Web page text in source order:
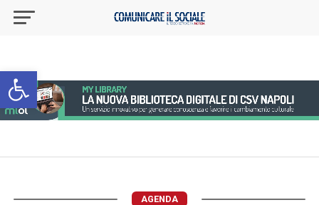
Apri la barra degli strumenti
AGENDA